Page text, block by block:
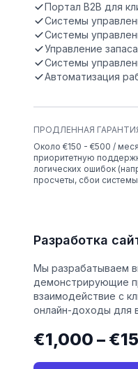
Портал B2B для
Системы
Системы
Управление
Системы
Автоматизация
ПРОДЛЕННАЯ
Около €150 - €500 /
приоритетную
логических ошибок
просчеты, сбои
Разработка
Мы разрабатываем
демонстрирующие
взаимодействие с
онлайн-доходы для
€1,000 –